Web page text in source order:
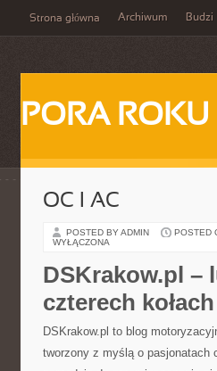
Strona główna Archiwum Budzi
PORA ROKU
OC I AC
POSTED BY ADMIN POSTED
WYŁĄCZONA
DSKrakow.pl –
czterech kołach
DSKrakow.pl to blog
tworzony z myślą o pasjonatach